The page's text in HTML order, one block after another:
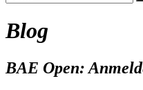
Blog
BAE Open: